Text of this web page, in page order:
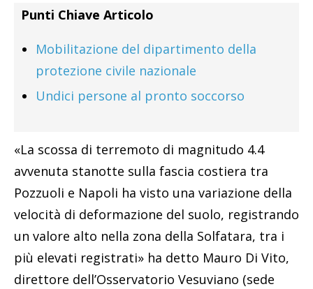
Punti Chiave Articolo
Mobilitazione del dipartimento della
protezione civile nazionale
Undici persone al pronto soccorso
«La scossa di terremoto di magnitudo 4.4
avvenuta stanotte sulla fascia costiera tra
Pozzuoli e Napoli ha visto una variazione della
velocità di deformazione del suolo, registrando
un valore alto nella zona della Solfatara, tra i
più elevati registrati» ha detto Mauro Di Vito,
direttore dell’Osservatorio Vesuviano (sede